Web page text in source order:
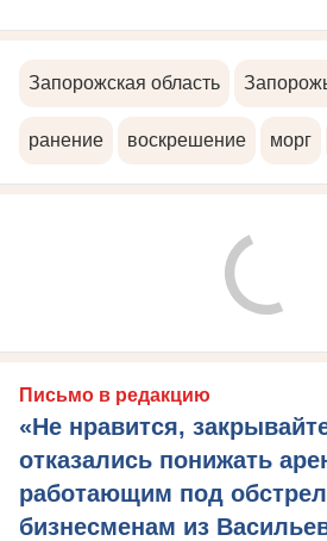
Запорожская область
ранение воскрешение морг
Письмо в редакцию
«Не нравится,
отказались понижать
работающим под
бизнесменам из